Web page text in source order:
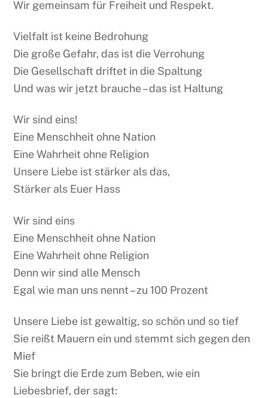
Wir gemeinsam für Freiheit und Respekt.
Vielfalt ist keine Bedrohung
Die große Gefahr, das ist die Verrohung
Die Gesellschaft driftet in die Spaltung
Und was wir jetzt brauche – das ist Haltung
Wir sind eins!
Eine Menschheit ohne Nation
Eine Wahrheit ohne Religion
Unsere Liebe ist stärker als das,
Stärker als Euer Hass
Wir sind eins
Eine Menschheit ohne Nation
Eine Wahrheit ohne Religion
Denn wir sind alle Mensch
Egal wie man uns nennt – zu 100 Prozent
Unsere Liebe ist gewaltig, so schön und so tief
Sie reißt Mauern ein und stemmt sich gegen den
Mief
Sie bringt die Erde zum Beben, wie ein
Liebesbrief, der sagt: